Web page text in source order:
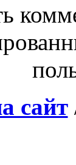
сайт